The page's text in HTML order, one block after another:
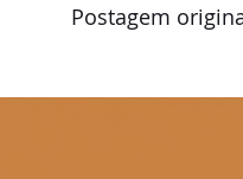
Postagem